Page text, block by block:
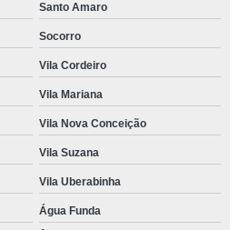
Santo Amaro
Socorro
Vila Cordeiro
Vila Mariana
Vila Nova Conceição
Vila Suzana
Vila Uberabinha
Água Funda